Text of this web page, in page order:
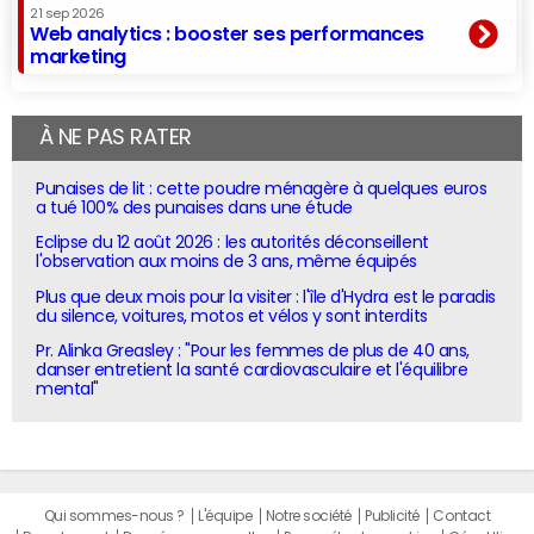
21 sep 2026
Web analytics : booster ses performances
marketing
À NE PAS RATER
Punaises de lit : cette poudre ménagère à quelques euros
a tué 100% des punaises dans une étude
Eclipse du 12 août 2026 : les autorités déconseillent
l'observation aux moins de 3 ans, même équipés
Plus que deux mois pour la visiter : l'île d'Hydra est le paradis
du silence, voitures, motos et vélos y sont interdits
Pr. Alinka Greasley : "Pour les femmes de plus de 40 ans,
danser entretient la santé cardiovasculaire et l'équilibre
mental"
Qui sommes-nous ? L'équipe Notre société Publicité
Contact